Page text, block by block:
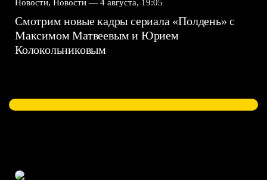
Новости, Новости — 4 августа, 19:05
Смотрим новые кадры сериала «Полдень» с
Максимом Матвеевым и Юрием
Колокольниковым